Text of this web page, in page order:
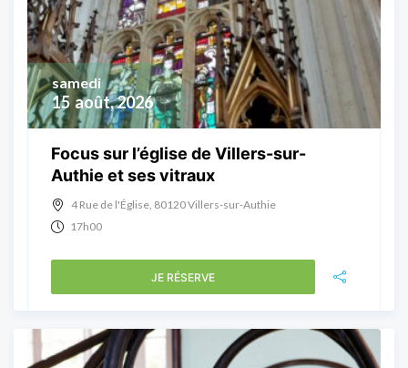
15 août, 2026
samedi
Focus sur l’église de Villers-sur-
Authie et ses vitraux
4 Rue de l'Église, 80120 Villers-sur-Authie
17h00
JE RÉSERVE